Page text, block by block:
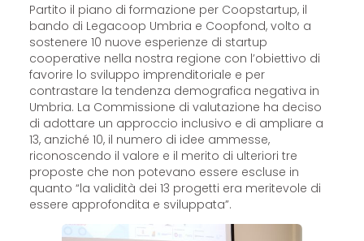
Partito il piano di formazione per Coopstartup, il
bando di Legacoop Umbria e Coopfond, volto a
sostenere 10 nuove esperienze di startup
cooperative nella nostra regione con l’obiettivo di
favorire lo sviluppo imprenditoriale e per
contrastare la tendenza demografica negativa in
Umbria. La Commissione di valutazione ha deciso
di adottare un approccio inclusivo e di ampliare a
13, anziché 10, il numero di idee ammesse,
riconoscendo il valore e il merito di ulteriori tre
proposte che non potevano essere escluse in
quanto “la validità dei 13 progetti era meritevole di
essere approfondita e sviluppata”.